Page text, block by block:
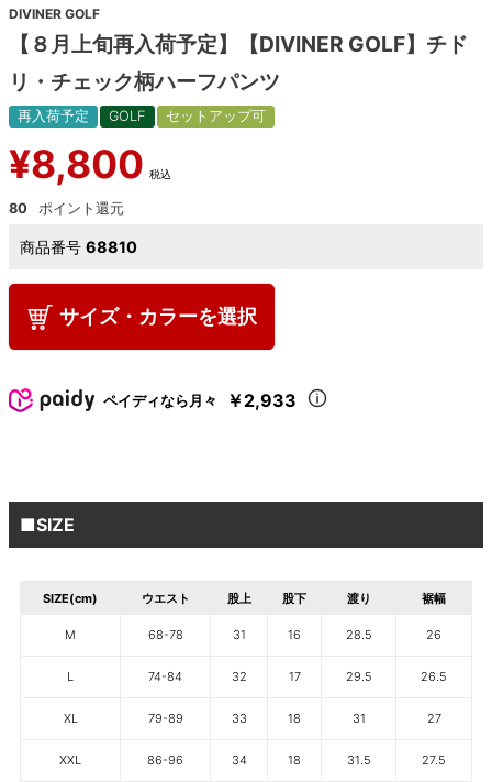
DIVINER GOLF
【８月上旬再入荷予定】【DIVINER GOLF】チド
リ・チェック柄ハーフパンツ
再入荷予定 GOLF セットアップ可
¥8,800 税込
80
商品番号 68810
サイズ・カラーを選択
ペイディなら月々 ￥2,933
■SIZE
SIZE(cm) ウエスト 股上 股下 渡り 裾幅
M 68-78 31 16 28.5 26
L 74-84 32 17 29.5 26.5
XL 79-89 33 18 31 27
XXL 86-96 34 18 31.5 27.5